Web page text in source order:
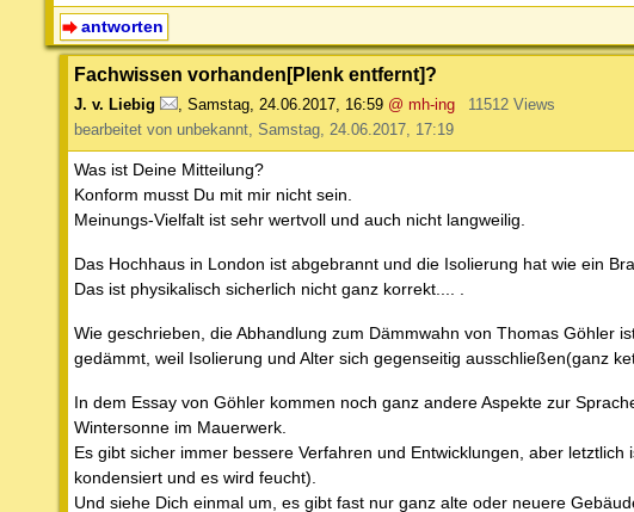
antworten
Fachwissen vorhanden[Plenk entfernt]?
J. v. Liebig Samstag, 24.06.2017, 16:59 @ mh-ing
11512 Views
bearbeitet von unbekannt, Samstag, 24.06.2017, 17:19
Was ist Deine Mitteilung?
Konform musst Du mit mir nicht sein.
Meinungs-Vielfalt ist sehr wertvoll und auch nicht langweilig.
Das Hochhaus in London ist abgebrannt und die Isolierung hat wie ein
Das ist physikalisch sicherlich nicht ganz korrekt.... .
Wie geschrieben, die Abhandlung zum Dämmwahn von Thomas Göhler
gedämmt, weil Isolierung und Alter sich gegenseitig ausschließen(ganz
In dem Essay von Göhler kommen noch ganz andere Aspekte zur
Wintersonne im Mauerwerk.
Es gibt sicher immer bessere Verfahren und Entwicklungen, aber
kondensiert und es wird feucht).
Und siehe Dich einmal um, es gibt fast nur ganz alte oder neuere